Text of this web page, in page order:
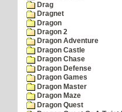
Drag
Dragnet
Dragon
Dragon 2
Dragon Adventure
Dragon Castle
Dragon Chase
Dragon Defense
Dragon Games
Dragon Master
Dragon Maze
Dragon Quest